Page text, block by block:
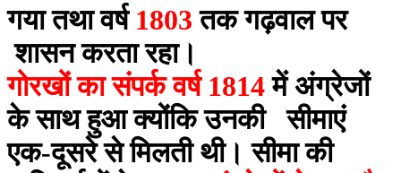
गया तथा वर्ष 1803 तक गढ़वाल पर
शासन करता रहा।
गोरखों का संपर्क वर्ष 1814में अंग्रेजों
के साथ हुआ क्योंकि उनकी सीमाएं
एक-दूसरे से मिलती थी। सीमा की